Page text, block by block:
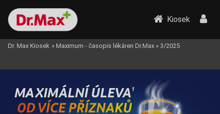
MA XIMÁLNÍ ÚLEVA 1
OD
VÍCE PŘÍZNAKŮ
Kiosek
Dr. Max Kiosek » Maximum - časopis lékáren Dr.Max » 3/2025